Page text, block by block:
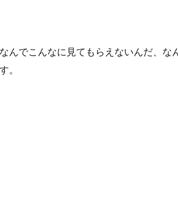
んでこんなに見てもらえないんだ、な
。